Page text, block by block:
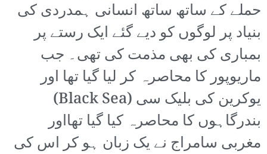
حملے کے ساتھ ساتھ انسانی ہمدردی کی
بنیاد پر لوگوں کو دیے گئے ایک رستے پر
بمباری کی بھی مذمت کی تھی۔ جب
ماریوپور کا محاصرہ کر لیا گیا تھا اور
یوکرین کی بلیک سی (Black Sea)
بندرگاہوں کا محاصرہ کیا گیا تھااور
مغربی سامراج نے یک زبان ہو کر اس کی